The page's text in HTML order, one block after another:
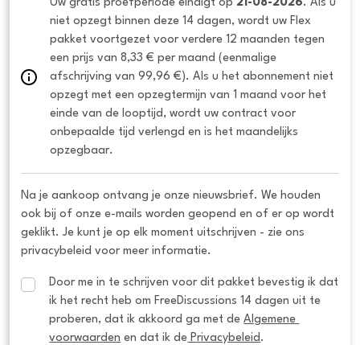
Uw gratis proefperiode eindigt op 21-08-2026. Als u
niet opzegt binnen deze 14 dagen, wordt uw Flex
pakket voortgezet voor verdere 12 maanden tegen
een prijs van 8,33 € per maand (eenmalige
afschrijving van 99,96 €). Als u het abonnement niet
opzegt met een opzegtermijn van 1 maand voor het
einde van de looptijd, wordt uw contract voor
onbepaalde tijd verlengd en is het maandelijks
opzegbaar.
Na je aankoop ontvang je onze nieuwsbrief. We houden
ook bij of onze e-mails worden geopend en of er op wordt
geklikt. Je kunt je op elk moment uitschrijven - zie ons
privacybeleid voor meer informatie.
Door me in te schrijven voor dit pakket bevestig ik dat
ik het recht heb om FreeDiscussions 14 dagen uit te
proberen, dat ik akkoord ga met de Algemene
voorwaarden en dat ik de Privacybeleid .